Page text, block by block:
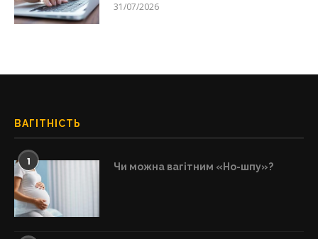
31/07/2026
ВАГІТНІСТЬ
1 Чи можна вагітним «Но-шпу»?